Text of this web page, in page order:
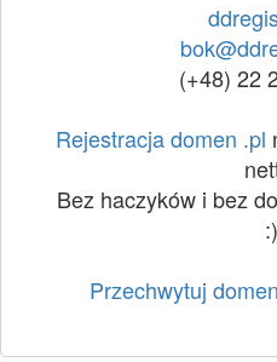
(+48) 22
Rejestracja domen .pl
Bez haczyków i bez
:)
Przechwytuj